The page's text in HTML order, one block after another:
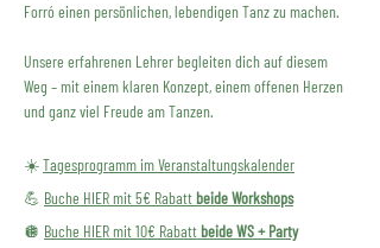
Forró einen persönlichen, lebendigen Tanz zu machen.
Unsere erfahrenen Lehrer begleiten dich auf diesem
Weg – mit einem klaren Konzept, einem offenen Herzen
und ganz viel Freude am Tanzen.
☀️ Tagesprogramm im Veranstaltungskalender
💪 Buche HIER mit 5€ Rabatt beide Workshops
🪩 Buche HIER mit 10€ Rabatt beide WS + Party